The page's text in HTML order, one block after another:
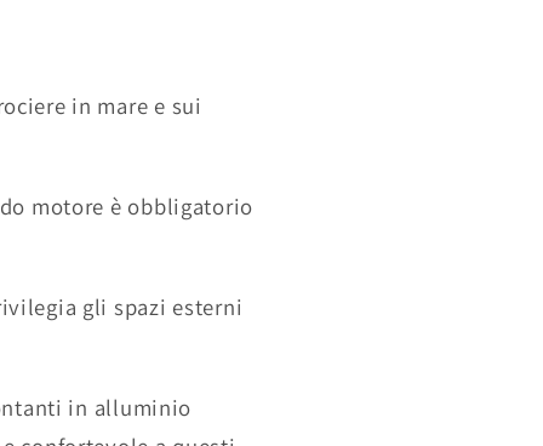
in mare e sui
motore è obbligatorio
gli spazi esterni
in alluminio